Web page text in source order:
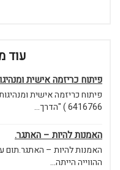
עוד
פיתוח כריזמה אישית
6416766 ) "הדרך...
האמנות להיות – האתגר.
האמנות להיות – האתגר.תום
ההווייה הייתה...